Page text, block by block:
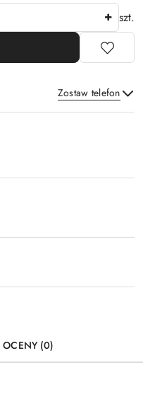
szt.
Zostaw telefon
(0)